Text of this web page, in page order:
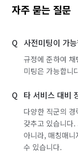
자주 묻는 질문
사전미팅이 가
규정에 준하여
미팅은 가능합니
타 서비스 대비
다양한 직군의
갖추고 있습니다
아니라, 매칭매
수 있습니다.